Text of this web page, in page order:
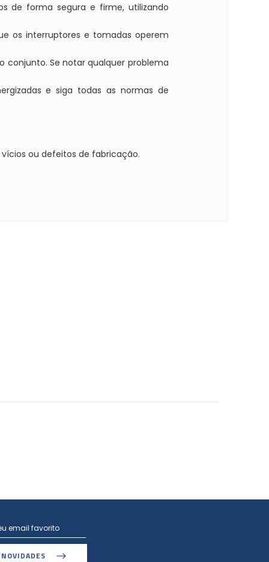
de forma segura e firme, utilizando
os interruptores e tomadas operem
conjunto. Se notar qualquer problema
e siga todas as normas de
ou defeitos de fabricação.